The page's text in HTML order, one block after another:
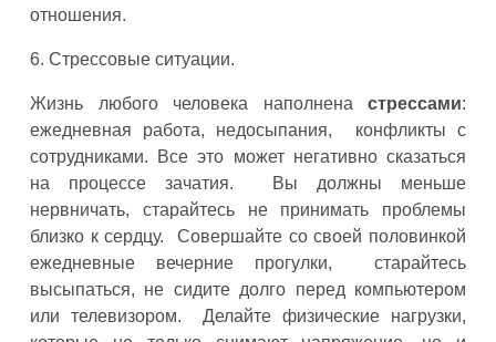
отношения.
6. Стрессовые ситуации.
Жизнь любого человека наполнена стрессами:
ежедневная работа, недосыпания, конфликты с
сотрудниками. Все это может негативно сказаться
на процессе зачатия. Вы должны меньше
нервничать, старайтесь не принимать проблемы
близко к сердцу. Совершайте со своей половинкой
ежедневные вечерние прогулки, старайтесь
высыпаться, не сидите долго перед компьютером
или телевизором. Делайте физические нагрузки,